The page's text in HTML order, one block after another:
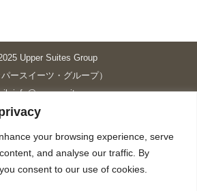
your browsing experience, serve
and analyse our traffic. By
consent to our use of cookies.
Upper Suites Group
ースイーツ・グループ）
info@upper-suites.com
P.S.A. HOLDING CO.,LTD.）